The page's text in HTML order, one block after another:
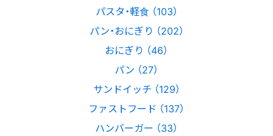
パスタ・軽食 （103）
パン・おにぎり （202）
おにぎり （46）
パン （27）
サンドイッチ （129）
ファストフード （137）
ハンバーガー （33）